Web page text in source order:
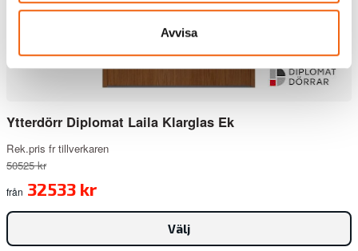
Avvisa
Ytterdörr Diplomat Laila Klarglas Ek
Rek.pris fr tillverkaren
50525 kr
från 32533 kr
Välj